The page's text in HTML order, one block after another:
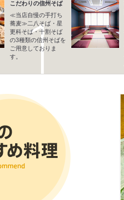
こだわりの信州そば
≪当店自慢の手打ち
蕎麦≫二八そば・星
更科そば・十割そば
の3種類の信州そばを
ご用意しておりま
す。